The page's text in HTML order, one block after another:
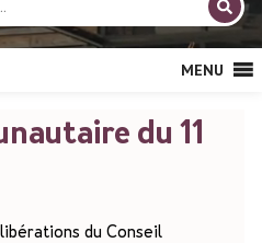
MENU
du 11
du Conseil